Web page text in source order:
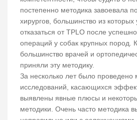
постепенно методика завоевала
хирургов, большинство из
отказаться от TPLO после
операций у собак крупных пород.
большинство врачей и
приняли эту методику.
За несколько лет было проведено
исследований, касающихся
выявлены явные плюсы и
методики. Очень часто методика